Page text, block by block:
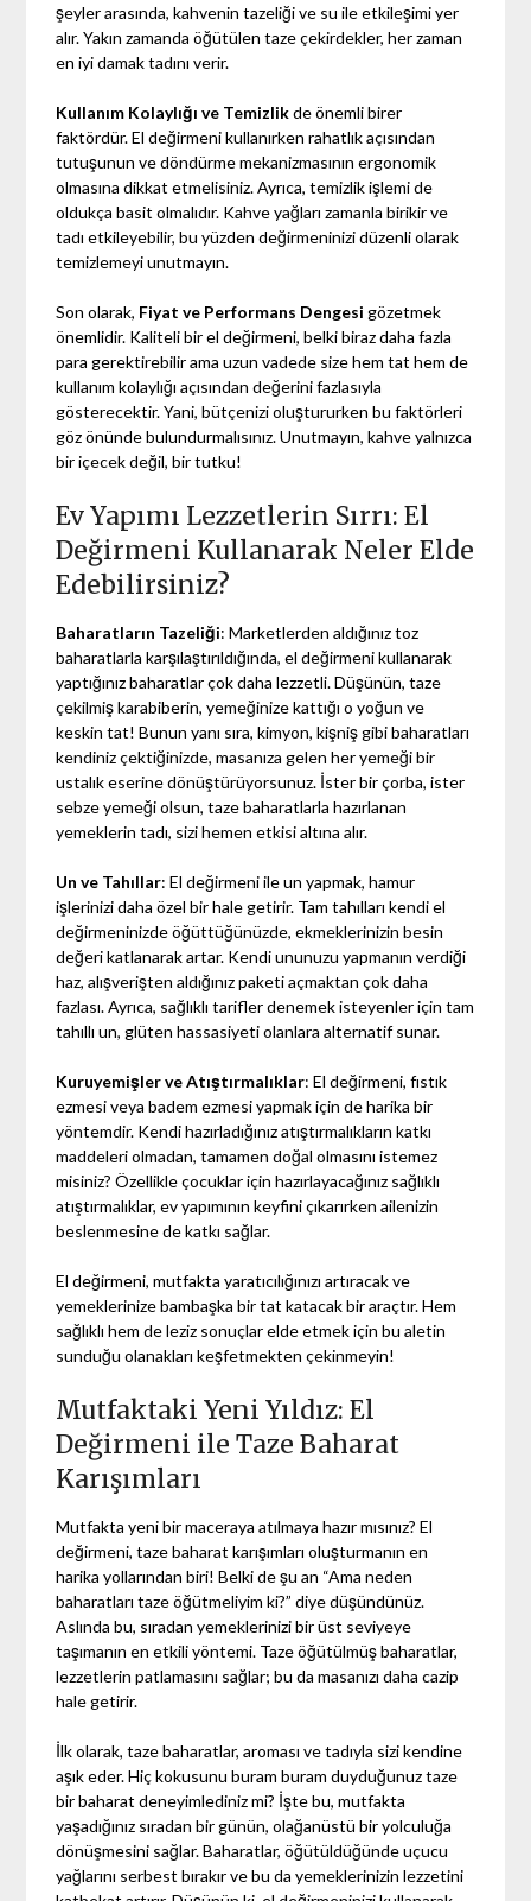
şeyler arasında, kahvenin tazeliği ve su ile etkileşimi yer
alır. Yakın zamanda öğütülen taze çekirdekler, her zaman
en iyi damak tadını verir.
Kullanım Kolaylığı ve Temizlikde önemli birer
faktördür. El değirmeni kullanırken rahatlık açısından
tutuşunun ve döndürme mekanizmasının ergonomik
olmasına dikkat etmelisiniz. Ayrıca, temizlik işlemi de
oldukça basit olmalıdır. Kahve yağları zamanla birikir ve
tadı etkileyebilir, bu yüzden değirmeninizi düzenli olarak
temizlemeyi unutmayın.
Son olarak, Fiyat ve Performans Dengesi gözetmek
önemlidir. Kaliteli bir el değirmeni, belki biraz daha fazla
para gerektirebilir ama uzun vadede size hem tat hem de
kullanım kolaylığı açısından değerini fazlasıyla
gösterecektir. Yani, bütçenizi oluştururken bu faktörleri
göz önünde bulundurmalısınız. Unutmayın, kahve yalnızca
bir içecek değil, bir tutku!
Ev Yapımı Lezzetlerin Sırrı: El
Değirmeni Kullanarak Neler Elde
Edebilirsiniz?
Baharatların Tazeliği: Marketlerden aldığınız toz
baharatlarla karşılaştırıldığında, el değirmeni kullanarak
yaptığınız baharatlar çok daha lezzetli. Düşünün, taze
çekilmiş karabiberin, yemeğinize kattığı o yoğun ve
keskin tat! Bunun yanı sıra, kimyon, kişniş gibi baharatları
kendiniz çektiğinizde, masanıza gelen her yemeği bir
ustalık eserine dönüştürüyorsunuz. İster bir çorba, ister
sebze yemeği olsun, taze baharatlarla hazırlanan
yemeklerin tadı, sizi hemen etkisi altına alır.
Un ve Tahıllar: El değirmeni ile un yapmak, hamur
işlerinizi daha özel bir hale getirir. Tam tahılları kendi el
değirmeninizde öğüttüğünüzde, ekmeklerinizin besin
değeri katlanarak artar. Kendi ununuzu yapmanın verdiği
haz, alışverişten aldığınız paketi açmaktan çok daha
fazlası. Ayrıca, sağlıklı tarifler denemek isteyenler için tam
tahıllı un, glüten hassasiyeti olanlara alternatif sunar.
Kuruyemişler ve Atıştırmalıklar: El değirmeni, fıstık
ezmesi veya badem ezmesi yapmak için de harika bir
yöntemdir. Kendi hazırladığınız atıştırmalıkların katkı
maddeleri olmadan, tamamen doğal olmasını istemez
misiniz? Özellikle çocuklar için hazırlayacağınız sağlıklı
atıştırmalıklar, ev yapımının keyfini çıkarırken ailenizin
beslenmesine de katkı sağlar.
El değirmeni, mutfakta yaratıcılığınızı artıracak ve
yemeklerinize bambaşka bir tat katacak bir araçtır. Hem
sağlıklı hem de leziz sonuçlar elde etmek için bu aletin
sunduğu olanakları keşfetmekten çekinmeyin!
Mutfaktaki Yeni Yıldız: El
Değirmeni ile Taze Baharat
Karışımları
Mutfakta yeni bir maceraya atılmaya hazır mısınız? El
değirmeni, taze baharat karışımları oluşturmanın en
harika yollarından biri! Belki de şu an “Ama neden
baharatları taze öğütmeliyim ki?” diye düşündünüz.
Aslında bu, sıradan yemeklerinizi bir üst seviyeye
taşımanın en etkili yöntemi. Taze öğütülmüş baharatlar,
lezzetlerin patlamasını sağlar; bu da masanızı daha cazip
hale getirir.
İlk olarak, taze baharatlar, aroması ve tadıyla sizi kendine
aşık eder. Hiç kokusunu buram buram duyduğunuz taze
bir baharat deneyimlediniz mi? İşte bu, mutfakta
yaşadığınız sıradan bir günün, olağanüstü bir yolculuğa
dönüşmesini sağlar. Baharatlar, öğütüldüğünde uçucu
yağlarını serbest bırakır ve bu da yemeklerinizin lezzetini